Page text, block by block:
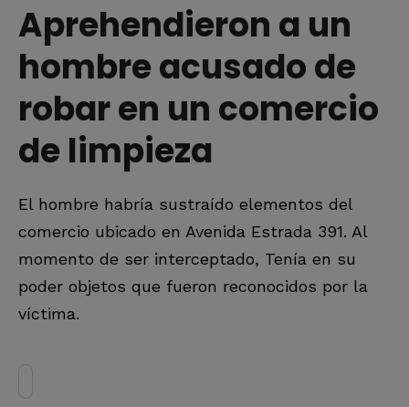
Aprehendieron a un
hombre acusado de
robar en un comercio
de limpieza
El hombre habría sustraído elementos del
comercio ubicado en Avenida Estrada 391. Al
momento de ser interceptado, Tenía en su
poder objetos que fueron reconocidos por la
víctima.